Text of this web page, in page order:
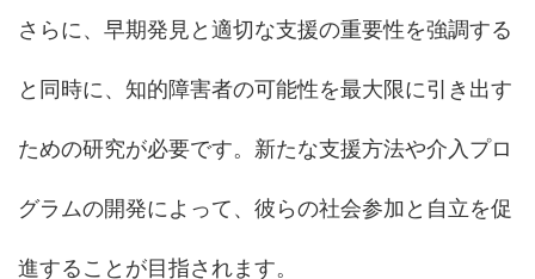
さらに、早期発見と適切な支援の重要性を強調する
と同時に、知的障害者の可能性を最大限に引き出す
ための研究が必要です。新たな支援方法や介入プロ
グラムの開発によって、彼らの社会参加と自立を促
進することが目指されます。